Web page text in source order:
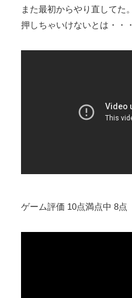
また最初からやり直してた。
押しちゃいけないとは・・・
ゲーム評価 10点満点中 8点